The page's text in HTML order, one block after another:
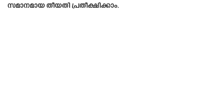
സമാനമായ തീയതി പ്രതീക്ഷിക്കാം.